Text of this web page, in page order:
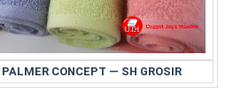
CONCEPT — SH GROSIR